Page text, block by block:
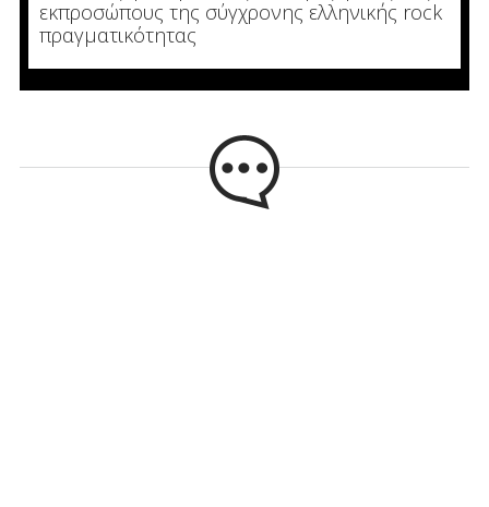
εκπροσώπους της σύγχρονης ελληνικής rock
πραγματικότητας